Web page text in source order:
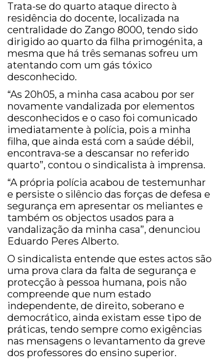
Trata-se do quarto ataque directo à
residência do docente, localizada na
centralidade do Zango 8000, tendo sido
dirigido ao quarto da filha primogénita, a
mesma que há três semanas sofreu um
atentando com um gás tóxico
desconhecido.
“As 20h05, a minha casa acabou por ser
novamente vandalizada por elementos
desconhecidos e o caso foi comunicado
imediatamente à polícia, pois a minha
filha, que ainda está com a saúde débil,
encontrava-se a descansar no referido
quarto”, contou o sindicalista à imprensa.
“A própria polícia acabou de testemunhar
e persiste o silêncio das forças de defesa e
segurança em apresentar os meliantes e
também os objectos usados para a
vandalização da minha casa”, denunciou
Eduardo Peres Alberto.
O sindicalista entende que estes actos são
uma prova clara da falta de segurança e
protecção à pessoa humana, pois não
compreende que num estado
independente, de direito, soberano e
democrático, ainda existam esse tipo de
práticas, tendo sempre como exigências
nas mensagens o levantamento da greve
dos professores do ensino superior.